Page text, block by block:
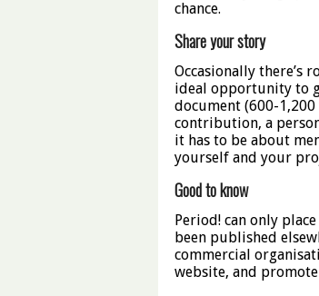
chance.
Share your story
Occasionally there’s
ideal opportunity to
document (600-
contribution, a
it has to be about
yourself and your
Good to know
Period! can only
been published
commercial
website, and